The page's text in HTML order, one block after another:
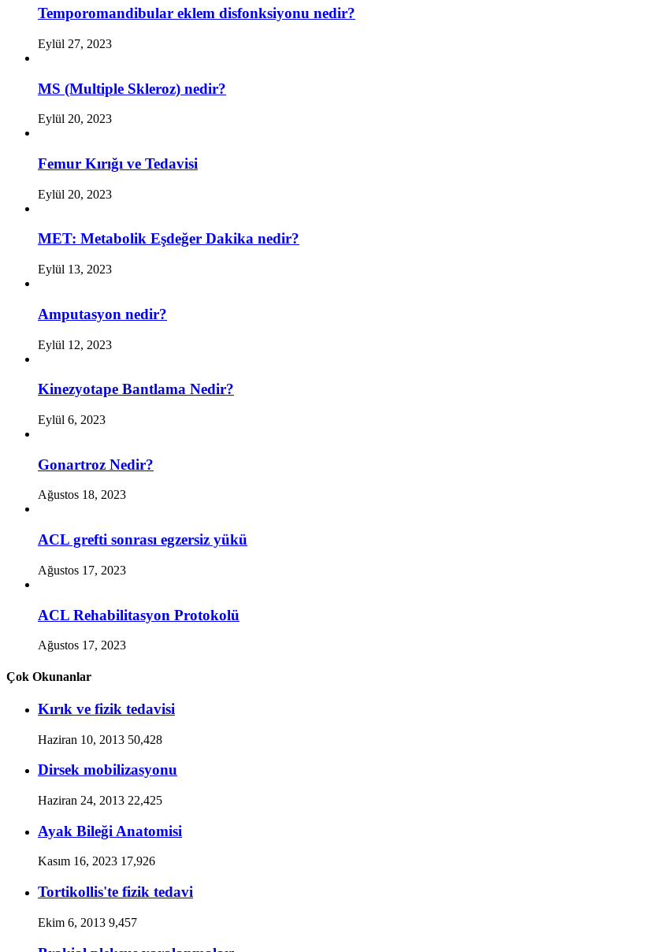
Temporomandibular eklem disfonksiyonu nedir?
Eylül 27, 2023
MS (Multiple Skleroz) nedir?
Eylül 20, 2023
Femur Kırığı ve Tedavisi
Eylül 20, 2023
MET: Metabolik Eşdeğer Dakika nedir?
Eylül 13, 2023
Amputasyon nedir?
Eylül 12, 2023
Kinezyotape Bantlama Nedir?
Eylül 6, 2023
Gonartroz Nedir?
Ağustos 18, 2023
ACL grefti sonrası egzersiz yükü
Ağustos 17, 2023
ACL Rehabilitasyon Protokolü
Ağustos 17, 2023
Çok Okunanlar
Kırık ve fizik tedavisi
Haziran 10, 2013 50,428
Dirsek mobilizasyonu
Haziran 24, 2013 22,425
Ayak Bileği Anatomisi
Kasım 16, 2023 17,926
Tortikollis'te fizik tedavi
Ekim 6, 2013 9,457